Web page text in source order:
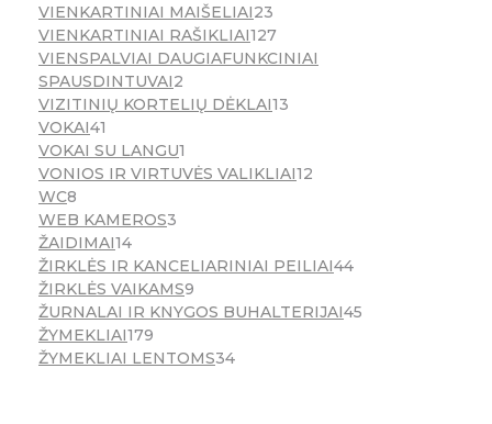
VIENKARTINIAI MAIŠELIAI23
VIENKARTINIAI RAŠIKLIAI127
VIENSPALVIAI DAUGIAFUNKCINIAI
SPAUSDINTUVAI2
VIZITINIŲ KORTELIŲ DĖKLAI13
VOKAI41
VOKAI SU LANGU1
VONIOS IR VIRTUVĖS VALIKLIAI12
WC8
WEB KAMEROS3
ŽAIDIMAI14
ŽIRKLĖS IR KANCELIARINIAI PEILIAI44
ŽIRKLĖS VAIKAMS9
ŽURNALAI IR KNYGOS BUHALTERIJAI45
ŽYMEKLIAI179
ŽYMEKLIAI LENTOMS34